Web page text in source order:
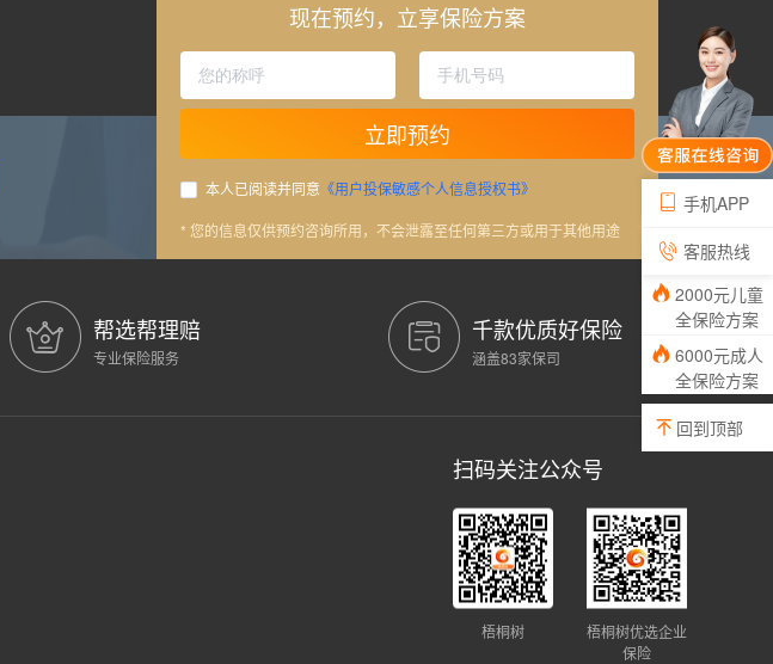
现在预约，立享保险方案
立即预约
本人已阅读并同意 《用户投保敏感个人信息授权书》
* 您的信息仅供预约咨询所用，不会泄露至任何第三方或用于其他用途
手机APP
客服热线
2000元儿童
全保险方案
6000元成人
全保险方案
回到顶部
帮选帮理赔
专业保险服务
千款优质好保险
涵盖83家保司
扫码关注公众号
梧桐树优选企业
保险
梧桐树